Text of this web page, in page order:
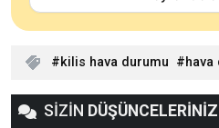
kilis hava durumu
SİZİN DÜŞÜNCELERİNİZ